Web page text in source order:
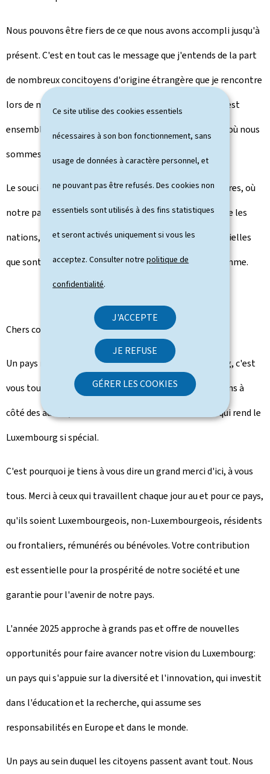
Ce site utilise des cookies essentiels
nécessaires à son bon fonctionnement, sans
usage de données à caractère personnel, et
ne pouvant pas être refusés. Des cookies non
essentiels sont utilisés à des fins statistiques
et seront activés uniquement si vous les
acceptez. Consulter notrepolitique de
confidentialité.
J'ACCEPTE
JE REFUSE
GÉRER LES COOKIES
Nous pouvons être fiers de ce que nous avons accompli jusqu'à
présent. C'est en tout cas le message que j'entends de la part
de nombreux concitoyens d'origine étrangère que je rencontre
lors de mes déplacements à travers le Luxembourg. C'est
ensemble que nous avons pavé la route pour arriver là où nous
sommes aujourd'hui.
Le souci d'inclusion se prolonge au-delà de nos frontières, où
notre pays prône le multilatéralisme, le dialogue entre les
nations, afin de défendre ensemble nos valeurs essentielles
que sont la démocratie, la liberté et les droits de l'Homme.
Chers concitoyens,
Un pays n'est pas une notion abstraite. Le Luxembourg, c'est
vous tous qui vivez et travaillez ici, qui l'incarnez. Les uns à
côté des autres, les uns avec les autres. Vous êtes ce qui rend le
Luxembourg si spécial.
C'est pourquoi je tiens à vous dire un grand merci d'ici, à vous
tous. Merci à ceux qui travaillent chaque jour au et pour ce pays,
qu'ils soient Luxembourgeois, non-Luxembourgeois, résidents
ou frontaliers, rémunérés ou bénévoles. Votre contribution
est essentielle pour la prospérité de notre société et une
garantie pour l'avenir de notre pays.
L'année 2025 approche à grands pas et offre de nouvelles
opportunités pour faire avancer notre vision du Luxembourg:
un pays qui s'appuie sur la diversité et l'innovation, qui investit
dans l'éducation et la recherche, qui assume ses
responsabilités en Europe et dans le monde.
Un pays au sein duquel les citoyens passent avant tout. Nous